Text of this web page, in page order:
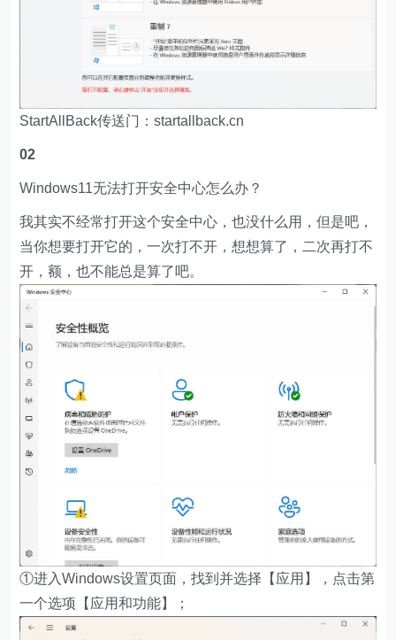
StartAllBack传送门：startallback.cn
02
Windows11无法打开安全中心怎么办？
我其实不经常打开这个安全中心，也没什么用，但是吧，
当你想要打开它的，一次打不开，想想算了，二次再打不
开，额，也不能总是算了吧。
①进入Windows设置页面，找到并选择【应用】，点击第
一个选项【应用和功能】；